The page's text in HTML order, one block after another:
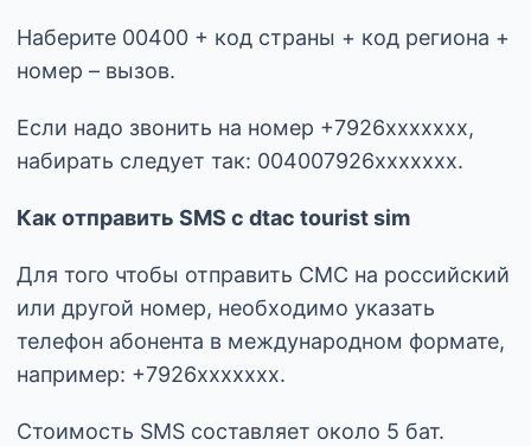
Наберите 00400 + код страны + код региона +
номер – вызов.
Если надо звонить на номер +7926xxxxxxx,
набирать следует так: 004007926xxxxxxx.
Как отправить SMS с dtac tourist sim
Для того чтобы отправить СМС на российский
или другой номер, необходимо указать
телефон абонента в международном формате,
например: +7926xxxxxxx.
Стоимость SMS составляет около 5 бат.